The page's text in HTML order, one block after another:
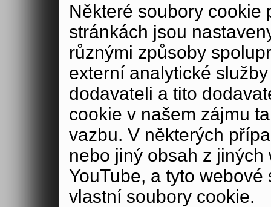
Některé soubory cookie
stránkách jsou
různými způsoby
externí analytické
dodavateli a tito
cookie v našem zájmu
vazbu. V některých
nebo jiný obsah z
YouTube, a tyto
vlastní soubory cookie.